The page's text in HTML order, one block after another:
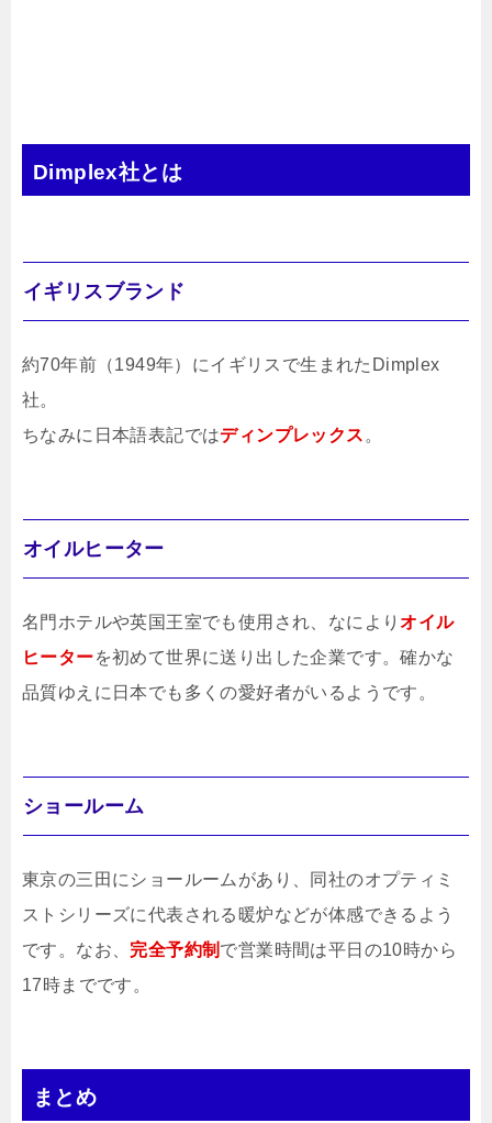
Dimplex社とは
イギリスブランド
約70年前（1949年）にイギリスで生まれたDimplex
社。
ちなみに日本語表記ではディンプレックス 。
オイルヒーター
名門ホテルや英国王室でも使用され、なによりオイル
ヒーターを初めて世界に送り出した企業です。確かな
品質ゆえに日本でも多くの愛好者がいるようです。
ショールーム
東京の三田にショールームがあり、同社のオプティミ
ストシリーズに代表される暖炉などが体感できるよう
です。なお、 完全予約制 で営業時間は平日の10時から
17時までです。
まとめ